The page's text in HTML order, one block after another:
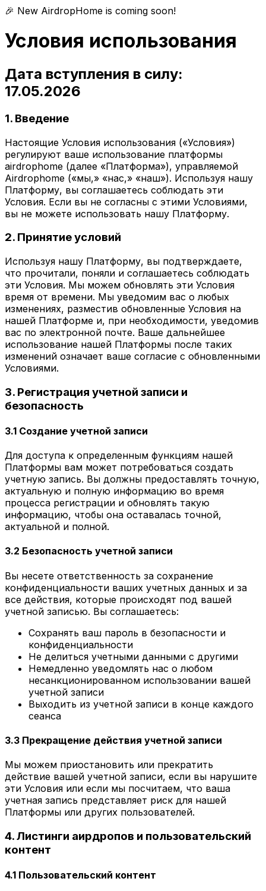
🎉 New AirdropHome is coming soon!
Условия использования
Дата вступления в силу:
17.05.2026
1. Введение
Настоящие Условия использования («Условия»)
регулируют ваше использование платформы
airdrophome (далее «Платформа»), управляемой
Airdrophome («мы,» «нас,» «наш»). Используя нашу
Платформу, вы соглашаетесь соблюдать эти
Условия. Если вы не согласны с этими Условиями,
вы не можете использовать нашу Платформу.
2. Принятие условий
Используя нашу Платформу, вы подтверждаете,
что прочитали, поняли и соглашаетесь соблюдать
эти Условия. Мы можем обновлять эти Условия
время от времени. Мы уведомим вас о любых
изменениях, разместив обновленные Условия на
нашей Платформе и, при необходимости, уведомив
вас по электронной почте. Ваше дальнейшее
использование нашей Платформы после таких
изменений означает ваше согласие с обновленными
Условиями.
3. Регистрация учетной записи и
безопасность
3.1 Создание учетной записи
Для доступа к определенным функциям нашей
Платформы вам может потребоваться создать
учетную запись. Вы должны предоставлять точную,
актуальную и полную информацию во время
процесса регистрации и обновлять такую
информацию, чтобы она оставалась точной,
актуальной и полной.
3.2 Безопасность учетной записи
Вы несете ответственность за сохранение
конфиденциальности ваших учетных данных и за
все действия, которые происходят под вашей
учетной записью. Вы соглашаетесь:
Сохранять ваш пароль в безопасности и
конфиденциальности
Не делиться учетными данными с другими
Немедленно уведомлять нас о любом
несанкционированном использовании вашей
учетной записи
Выходить из учетной записи в конце каждого
сеанса
3.3 Прекращение действия учетной записи
Мы можем приостановить или прекратить
действие вашей учетной записи, если вы нарушите
эти Условия или если мы посчитаем, что ваша
учетная запись представляет риск для нашей
Платформы или других пользователей.
4. Листинги аирдропов и пользовательский
контент
4.1 Пользовательский контент